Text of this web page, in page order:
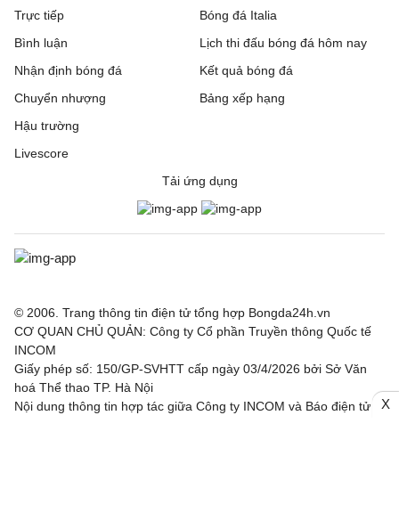
Trực tiếp
Bóng đá Italia
Bình luận
Nhận định bóng đá
Chuyển nhượng
Hậu trường
Livescore
Lịch thi đấu bóng đá hôm nay
Kết quả bóng đá
Bảng xếp hạng
Tải ứng dụng
© 2006. Trang thông tin điện tử tổng hợp Bongda24h.vn
CƠ QUAN CHỦ QUẢN: Công ty Cổ phần Truyền thông Quốc tế
INCOM
Giấy phép số: 150/GP-SVHTT cấp ngày 03/4/2026 bởi Sở Văn
hoá Thể thao TP. Hà Nội
Nội dung thông tin hợp tác giữa Công ty INCOM và Báo điện tử
X